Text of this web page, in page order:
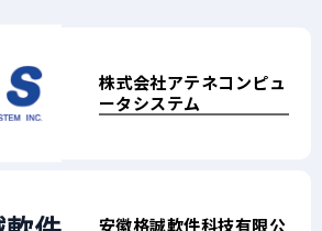
株式会社アテネコンピュ
ータシステム
安徽格誠軟件科技有限公
ジャパンシステム株式会
社
日本オフィス・システム
株式会社